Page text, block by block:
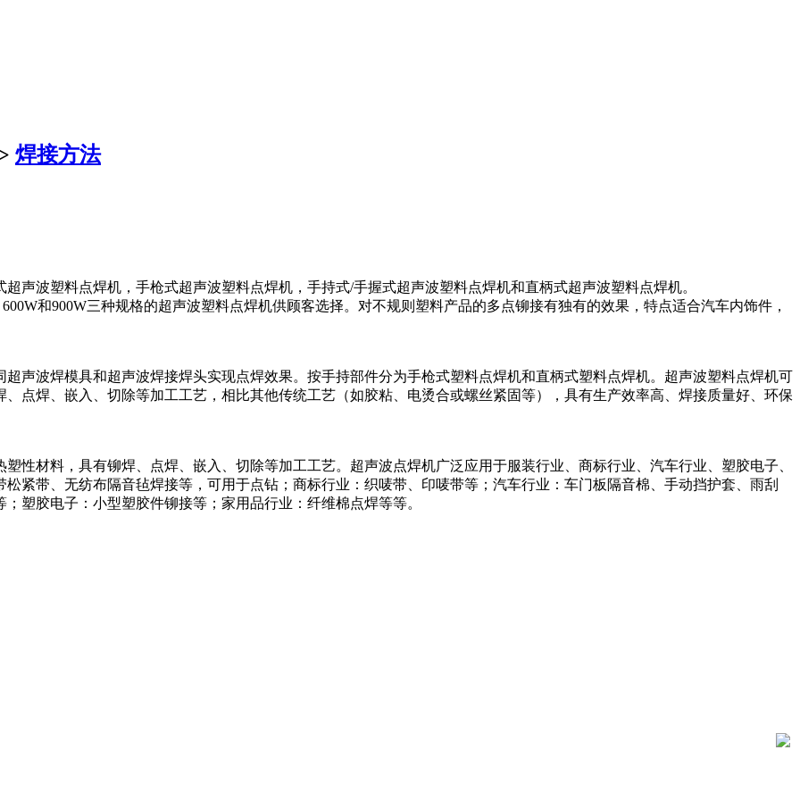
焊接方法
波塑料点焊机，手枪式超声波塑料点焊机，手持式/手握式超声波塑料点焊机和直柄式超声波塑料点焊机。
和900W三种规格的超声波塑料点焊机供顾客选择。对不规则塑料产品的多点铆接有独有的效果，特点适合汽车内饰件，
波焊模具和超声波焊接焊头实现点焊效果。按手持部件分为手枪式塑料点焊机和直柄式塑料点焊机。超声波塑料点焊机可
点焊、嵌入、切除等加工工艺，相比其他传统工艺（如胶粘、电烫合或螺丝紧固等），具有生产效率高、焊接质量好、环保
材料，具有铆焊、点焊、嵌入、切除等加工工艺。超声波点焊机广泛应用于服装行业、商标行业、汽车行业、塑胶电子、
紧带、无纺布隔音毡焊接等，可用于点钻；商标行业：织唛带、印唛带等；汽车行业：车门板隔音棉、手动挡护套、雨刮
塑胶电子：小型塑胶件铆接等；家用品行业：纤维棉点焊等等。